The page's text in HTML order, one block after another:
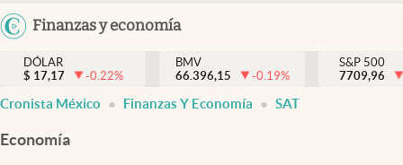
NOTICIAS
México
Finanzas y economía
Finanzas y economía
Dólar y mercados
DÓLAR
$ 17,17 -0.22%
BMV
66.396,15
-0.19%
S&P 500
7709,96
Cronista México Finanzas Y Economía SAT
Economía